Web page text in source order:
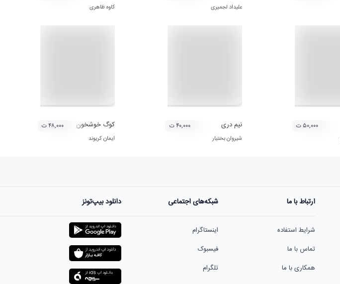
علیداد لجمیری کاوه ظاهری
۵۰,۰۰۰ ت نیم دری
شیروان بختیار
۴۰,۰۰۰ ت کوگ خوشخون
ایمان کریوند
۴۸,۰۰۰ ت
ارتباط با ما
شرایط استفاده
تماس با ما
همکاری با ما
شبکه‌های اجتماعی
اینستاگرام
فیسبوک
تلگرام
دانلود بیپ‌تونز